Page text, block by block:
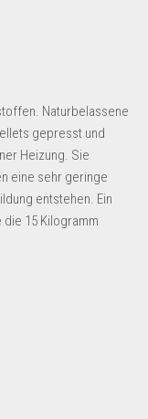
Naturbelassene
gepresst und
Heizung. Sie
eine sehr geringe
entstehen. Ein
15 Kilogramm